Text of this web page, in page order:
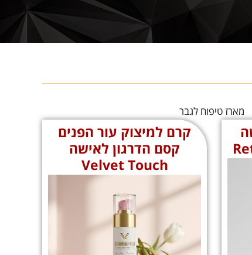
מארז טיפוח לגבר
קרם למיצוק עור הפנים
קסם הדרגון לאישה
Velvet Touch